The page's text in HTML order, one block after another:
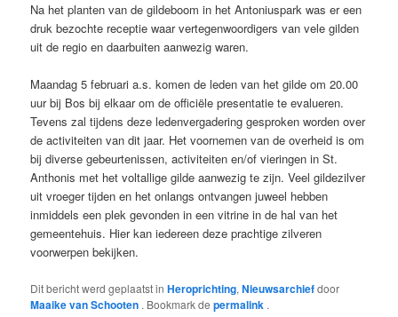
Na het planten van de gildeboom in het Antoniuspark was er een
druk bezochte receptie waar vertegenwoordigers van vele gilden
uit de regio en daarbuiten aanwezig waren.
Maandag 5 februari a.s. komen de leden van het gilde om 20.00
uur bij Bos bij elkaar om de officiële presentatie te evalueren.
Tevens zal tijdens deze ledenvergadering gesproken worden over
de activiteiten van dit jaar. Het voornemen van de overheid is om
bij diverse gebeurtenissen, activiteiten en/of vieringen in St.
Anthonis met het voltallige gilde aanwezig te zijn. Veel gildezilver
uit vroeger tijden en het onlangs ontvangen juweel hebben
inmiddels een plek gevonden in een vitrine in de hal van het
gemeentehuis. Hier kan iedereen deze prachtige zilveren
voorwerpen bekijken.
Dit bericht werd geplaatst inHeroprichting,Nieuwsarchiefdoor
Maaike van Schooten . Bookmark depermalink .